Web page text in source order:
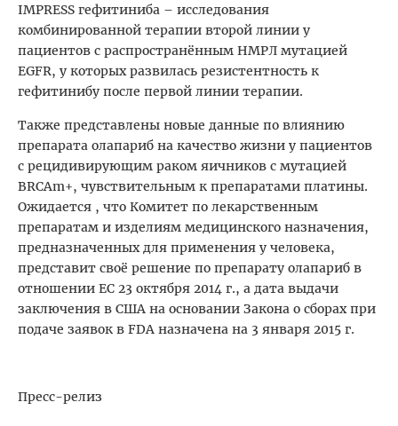
IMPRESS гефитиниба – исследования
комбинированной терапии второй линии у
пациентов с распространённым НМРЛ мутацией
EGFR, у которых развилась резистентность к
гефитинибу после первой линии терапии.
Также представлены новые данные по влиянию
препарата олапариб на качество жизни у пациентов
с рецидивирующим раком яичников с мутацией
BRCAm+, чувствительным к препаратами платины.
Ожидается , что Комитет по лекарственным
препаратам и изделиям медицинского назначения,
предназначенных для применения у человека,
представит своё решение по препарату олапариб в
отношении ЕС 23 октября 2014 г., а дата выдачи
заключения в США на основании Закона о сборах при
подаче заявок в FDA назначена на 3 января 2015 г.
Пресс-релиз